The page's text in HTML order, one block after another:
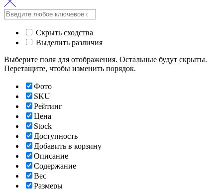
Скрыть сходства
Выделить различия
Выберите поля для отображения. Остальные будут скрыты.
Перетащите, чтобы изменить порядок.
Фото
SKU
Рейтинг
Цена
Stock
Доступность
Добавить в корзину
Описание
Содержание
Вес
Размеры